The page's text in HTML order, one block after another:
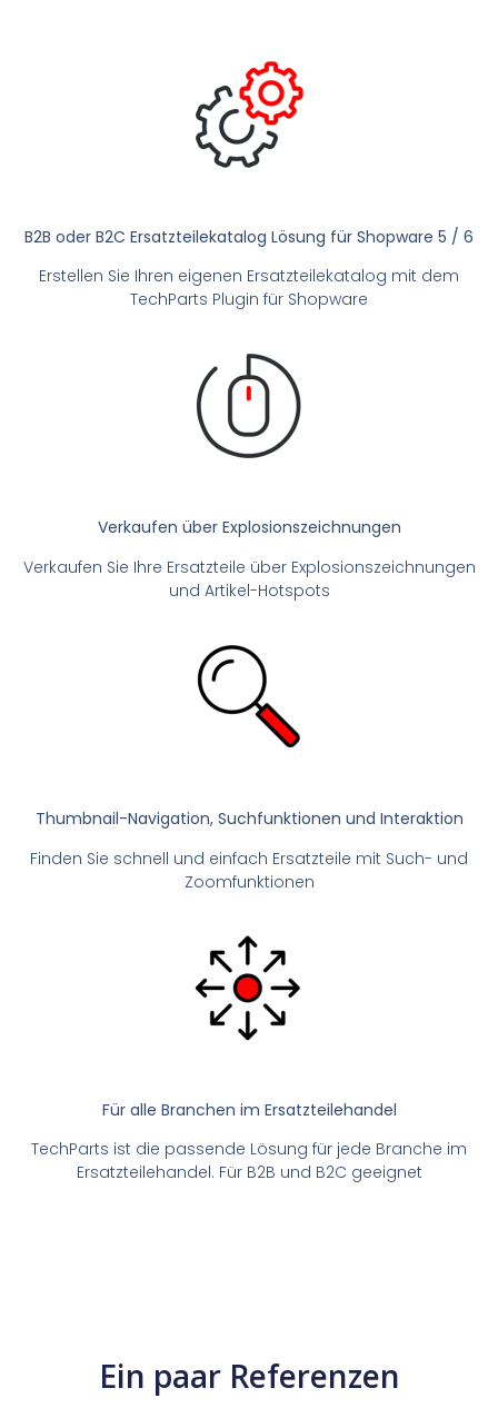
B2B oder B2C Ersatzteilekatalog Lösung für Shopware 5 / 6
Erstellen Sie Ihren eigenen Ersatzteilekatalog mit dem
TechParts Plugin für Shopware
Verkaufen über Explosionszeichnungen
Verkaufen Sie Ihre Ersatzteile über Explosionszeichnungen
und Artikel-Hotspots
Thumbnail-Navigation, Suchfunktionen und Interaktion
Finden Sie schnell und einfach Ersatzteile mit Such- und
Zoomfunktionen
Für alle Branchen im Ersatzteilehandel
TechParts ist die passende Lösung für jede Branche im
Ersatzteilehandel. Für B2B und B2C geeignet
Ein paar Referenzen